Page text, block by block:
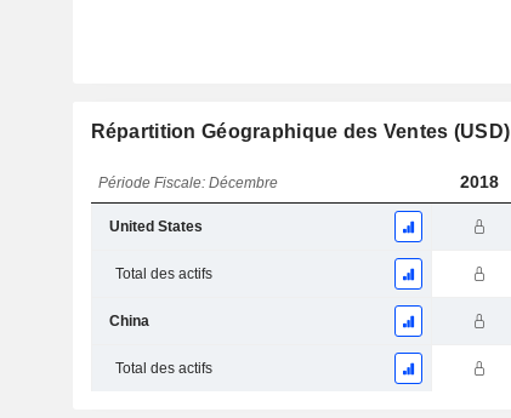
Répartition Géographique des Ventes (USD)
Période Fiscale: Décembre 2018
United States
Total des actifs
China
Total des actifs